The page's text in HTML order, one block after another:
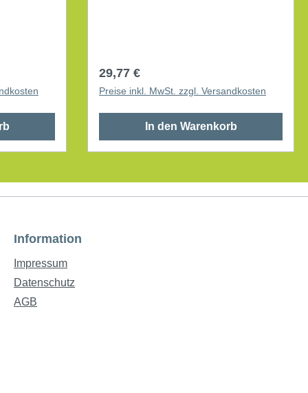
Regulärer Preis:
29,77 €
Preise inkl. MwSt. zzgl. Versandkosten
In den Warenkorb
Information
Impressum
Datenschutz
AGB